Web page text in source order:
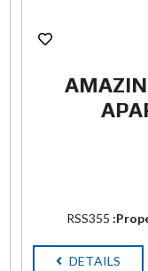
RSS355
DETAILS